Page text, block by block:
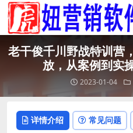
老干俊千川野战特训营
放，从案例到实
2023-01-04
详情介绍 常见问题